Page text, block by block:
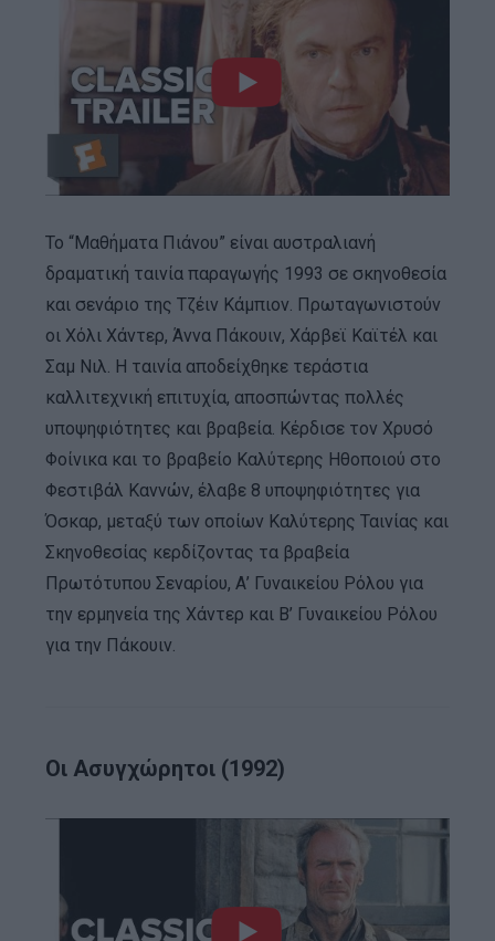
Το “Μαθήματα Πιάνου” είναι αυστραλιανή
δραματική ταινία παραγωγής 1993 σε σκηνοθεσία
και σενάριο της Τζέιν Κάμπιον. Πρωταγωνιστούν
οι Χόλι Χάντερ, Άννα Πάκουιν, Χάρβεϊ Καϊτέλ και
Σαμ Νιλ. Η ταινία αποδείχθηκε τεράστια
καλλιτεχνική επιτυχία, αποσπώντας πολλές
υποψηφιότητες και βραβεία. Κέρδισε τον Χρυσό
Φοίνικα και το βραβείο Καλύτερης Ηθοποιού στο
Φεστιβάλ Καννών, έλαβε 8 υποψηφιότητες για
Όσκαρ, μεταξύ των οποίων Καλύτερης Ταινίας και
Σκηνοθεσίας κερδίζοντας τα βραβεία
Πρωτότυπου Σεναρίου, Α’ Γυναικείου Ρόλου για
την ερμηνεία της Χάντερ και Β’ Γυναικείου Ρόλου
για την Πάκουιν.
Οι Ασυγχώρητοι (1992)